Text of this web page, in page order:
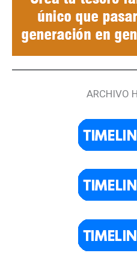
ARCHIVO